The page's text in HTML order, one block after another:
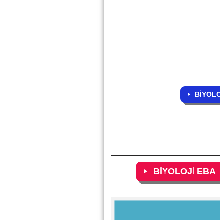
BİYOLOJİ EBA